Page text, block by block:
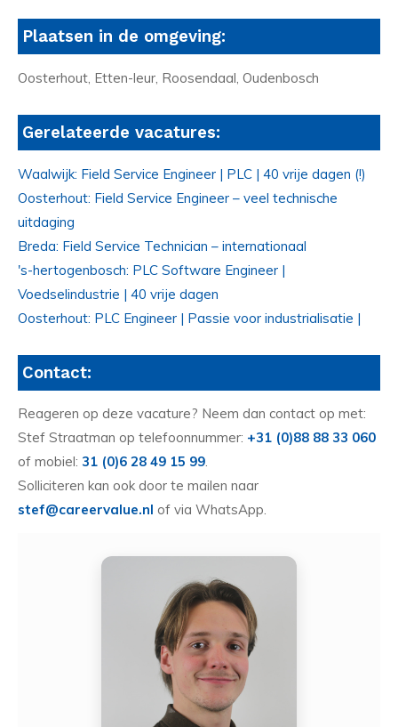
Plaatsen in de omgeving:
Oosterhout, Etten-leur, Roosendaal, Oudenbosch
Gerelateerde vacatures:
Waalwijk: Field Service Engineer | PLC | 40 vrije dagen (!)
Oosterhout: Field Service Engineer – veel technische
uitdaging
Breda: Field Service Technician – internationaal
's-hertogenbosch: PLC Software Engineer |
Voedselindustrie | 40 vrije dagen
Oosterhout: PLC Engineer | Passie voor industrialisatie |
Contact:
Reageren op deze vacature? Neem dan contact op met:
Stef Straatman op telefoonnummer: +31 (0)88 88 33 060
of mobiel: 31 (0)6 28 49 15 99.
Solliciteren kan ook door te mailen naar
stef@careervalue.nl of via WhatsApp.